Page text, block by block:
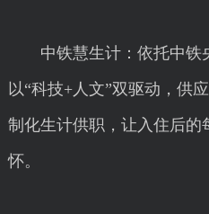
中铁慧生计：依托中铁
以“科技+人文”双驱动，供
制化生计供职，让入住后的
怀。